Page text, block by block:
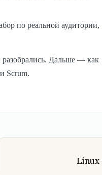
по реальной аудитории,
Дальше — как
Scrum.